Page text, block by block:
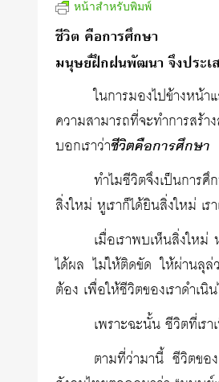
หน้าสำหรับพิมพ์
ชีวิต คือการศึกษา
มนุษย์ฝึกฝนพัฒนา จึงประเ
ในการมองไปข้างหน้
ความสามารถที่จะทำการส
บอกเราว่าชีวิตคือการศึกษา
ทำไมชีวิตจึงเป็นการศึ
สิ่งใหม่ หูเราก็ได้ยินสิ่งใหม่
เมื่อเราพบเห็นสิ่งให
ได้ผล ไม่ให้ติดขัด ให้ผ่านลุ
ต้อง เพื่อให้ชีวิตของเราดำเ
เพราะฉะนั้น ชีวิตที่เร
ตามที่ว่ามานี้ ชีวิตขอ